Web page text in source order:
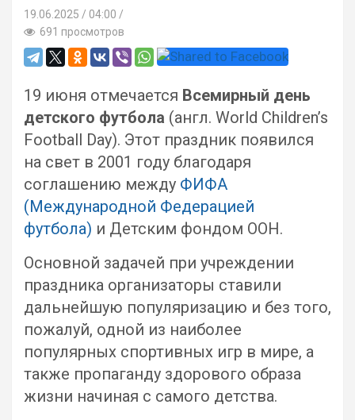
19.06.2025
04:00 /
691 просмотров
19 июня отмечается Всемирный день
детского футбола (англ. World Children’s
Football Day). Этот праздник появился
на свет в 2001 году благодаря
соглашению между ФИФА
(Международной Федерацией
футбола) и Детским фондом ООН.
Основной задачей при учреждении
праздника организаторы ставили
дальнейшую популяризацию и без того,
пожалуй, одной из наиболее
популярных спортивных игр в мире, а
также пропаганду здорового образа
жизни начиная с самого детства.